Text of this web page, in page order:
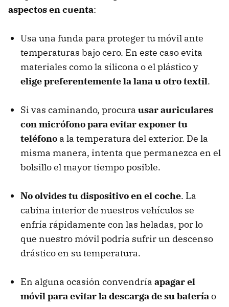
aspectos en cuenta:
Usa una funda para proteger tu móvil ante
temperaturas bajo cero. En este caso evita
materiales como la silicona o el plástico y
elige preferentemente la lana u otro textil.
Si vas caminando, procura usar auriculares
con micrófono para evitar exponer tu
teléfono a la temperatura del exterior. De la
misma manera, intenta que permanezca en el
bolsillo el mayor tiempo posible.
No olvides tu dispositivo en el coche. La
cabina interior de nuestros vehículos se
enfría rápidamente con las heladas, por lo
que nuestro móvil podría sufrir un descenso
drástico en su temperatura.
En alguna ocasión convendría apagar el
móvil para evitar la descarga de su bateríao